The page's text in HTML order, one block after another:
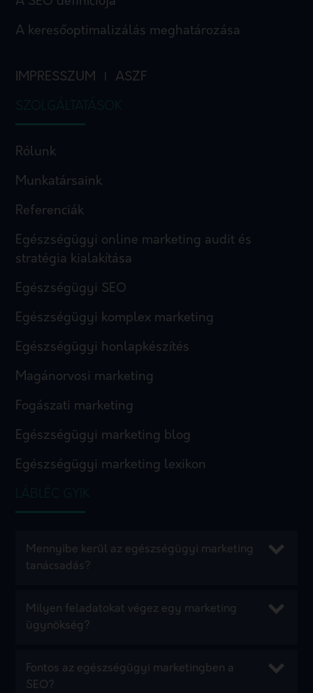
A keresőoptimalizálás meghatározása
IMPRESSZUM I ASZF
SZOLGÁLTATÁSOK
Rólunk
Munkatársaink
Referenciák
Egészségügyi online marketing audit és
stratégia kialakítása
Egészségügyi SEO
Egészségügyi komplex marketing
Egészségügyi honlapkészítés
Magánorvosi marketing
Fogászati marketing
Egészségügyi marketing blog
Egészségügyi marketing lexikon
LÁBLÉC GYIK
Mennyibe kerül az egészségügyi marketing
tanácsadás?
Milyen feladatokat végez egy marketing
ügynökség?
Fontos az egészségügyi marketingben a
SEO?